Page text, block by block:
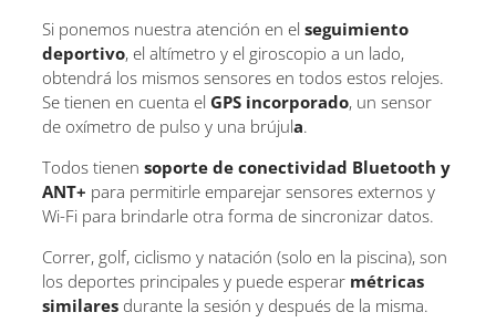
Si ponemos nuestra atención en el seguimiento
deportivo, el altímetro y el giroscopio a un lado,
obtendrá los mismos sensores en todos estos relojes.
Se tienen en cuenta el GPS incorporado, un sensor
de oxímetro de pulso y una brújula.
Todos tienen soporte de conectividad Bluetooth y
ANT+ para permitirle emparejar sensores externos y
Wi-Fi para brindarle otra forma de sincronizar datos.
Correr, golf, ciclismo y natación (solo en la piscina), son
los deportes principales y puede esperar métricas
similares durante la sesión y después de la misma.